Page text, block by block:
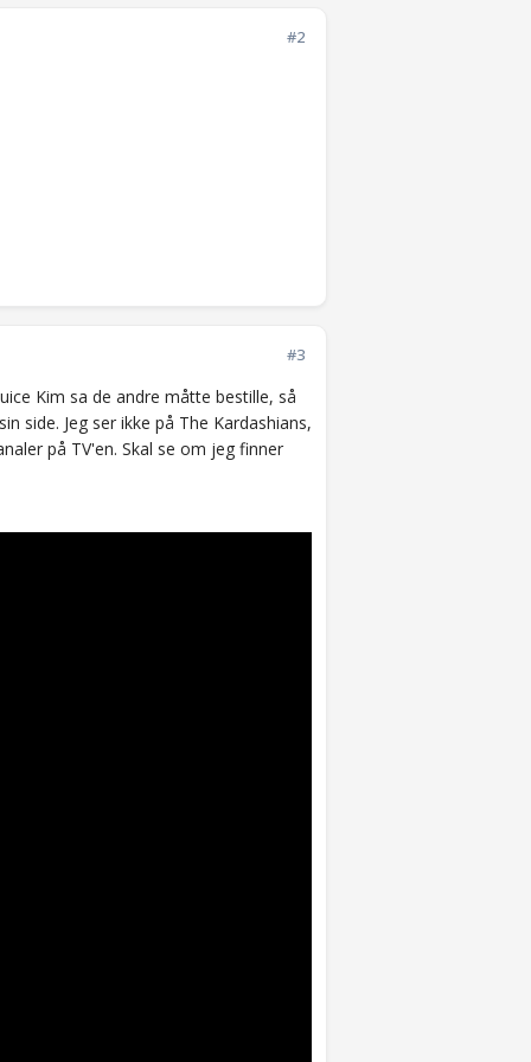
#2
#3
Kim sa de andre måtte bestille, så
side. Jeg ser ikke på The Kardashians,
på TV'en. Skal se om jeg finner